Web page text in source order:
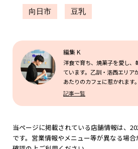
向日市 豆乳
編集 K
洋食で育ち、焼菓子を愛し、
ています。乙訓・洛西エリア
あたりのカフェに惹かれます。
記事一覧
当ページに掲載されている店舗情報は、
です。営業情報やメニュー等が異なる場